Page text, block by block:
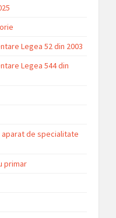
Legea 52 din 2003
Legea 544 din
de specialitate
primar